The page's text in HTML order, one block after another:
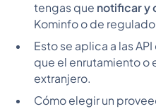
tengas que notificar y
Kominfo o de
Esto se aplica a las
que el enrutamiento o
extranjero.
Cómo elegir un